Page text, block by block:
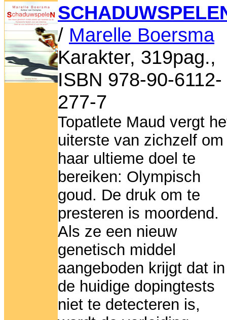
/ Marelle Boersma
Karakter, 319pag.,
ISBN 978-90-6112-
277-7
Topatlete Maud vergt
uiterste van zichzelf om
haar ultieme doel te
bereiken: Olympisch
goud. De druk om te
presteren is moordend.
Als ze een nieuw
genetisch middel
aangeboden krijgt dat in
de huidige dopingtests
niet te detecteren is,